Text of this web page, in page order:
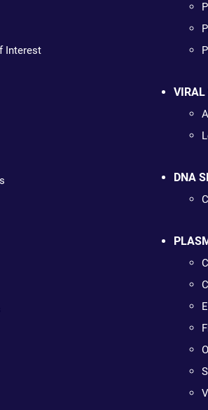
Interest
VIRAL
DNA